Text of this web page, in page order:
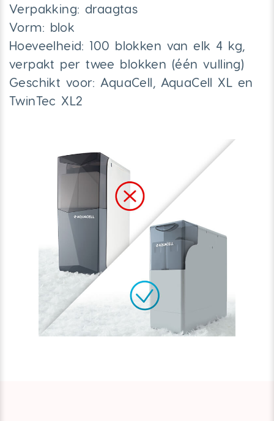
Verpakking: draagtas
Vorm: blok
Hoeveelheid: 100 blokken van elk 4 kg,
verpakt per twee blokken (één vulling)
Geschikt voor: AquaCell, AquaCell XL en
TwinTec XL2